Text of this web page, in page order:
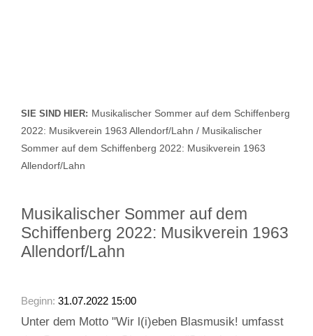
SIE SIND HIER: Musikalischer Sommer auf dem Schiffenberg
2022: Musikverein 1963 Allendorf/Lahn / Musikalischer
Sommer auf dem Schiffenberg 2022: Musikverein 1963
Allendorf/Lahn
Musikalischer Sommer auf dem
Schiffenberg 2022: Musikverein 1963
Allendorf/Lahn
Beginn: 31.07.2022 15:00
Unter dem Motto "Wir l(i)eben Blasmusik! umfasst